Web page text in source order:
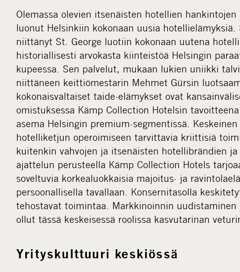
Olemassa olevien itsenäisten hotellien
luonut Helsinkiin kokonaan uusia
niittänyt St. George luotiin kokonaan uutena
historiallisesti arvokasta kiinteistöä Helsingin
kupeessa. Sen palvelut, mukaan lukien uniikki
niittäneen keittiömestarin Mehmet Gürsin
kokonaisvaltaiset taide-elämykset ovat
omistuksessa Kämp Collection Hotelsin
asema Helsingin premium-segmentissä.
hotelliketjun operoimiseen tarvittavia kriittisiä
kuitenkin vahvojen ja itsenäisten hotellibrändien
ajattelun perusteella Kämp Collection Hotels
soveltuvia korkealuokkaisia majoitus- ja
persoonallisella tavallaan. Konsernitasolla
tehostavat toimintaa. Markkinoinnin
ollut tässä keskeisessä roolissa kasvutarinan
Yrityskulttuuri keskiössä